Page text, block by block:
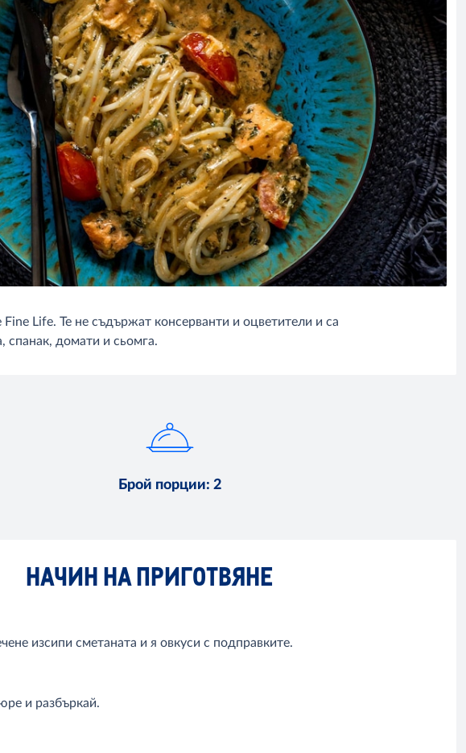
Life. Те не съдържат консерванти и оцветители и са
спанак, домати и сьомга.
Брой порции: 2
НАЧИН НА ПРИГОТВЯНЕ
изсипи сметаната и я овкуси с подправките.
и разбъркай.